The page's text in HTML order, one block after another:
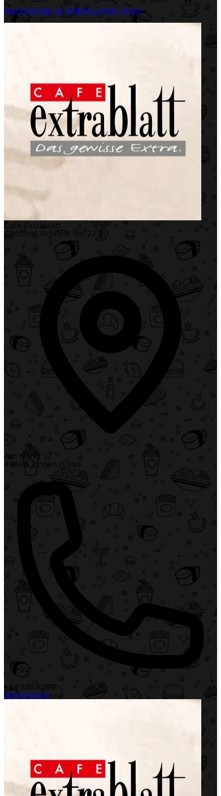
Marienstraße 12 49809 Lingen (Ems)
Cafe Extrablatt
Geöffnet Schließt um 23:00
Am Markt 12
49808 Lingen (Ems)
+49 591 3289
Speisekarte